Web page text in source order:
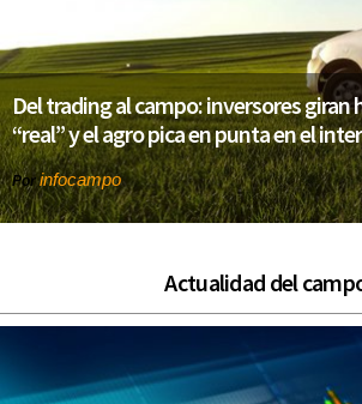
Del trading al campo: inversores giran
“real” y el agro pica en punta en el
Porinfocampo
Actualidad del